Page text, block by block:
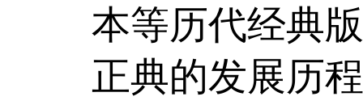
本等历代经典
正典的发展历